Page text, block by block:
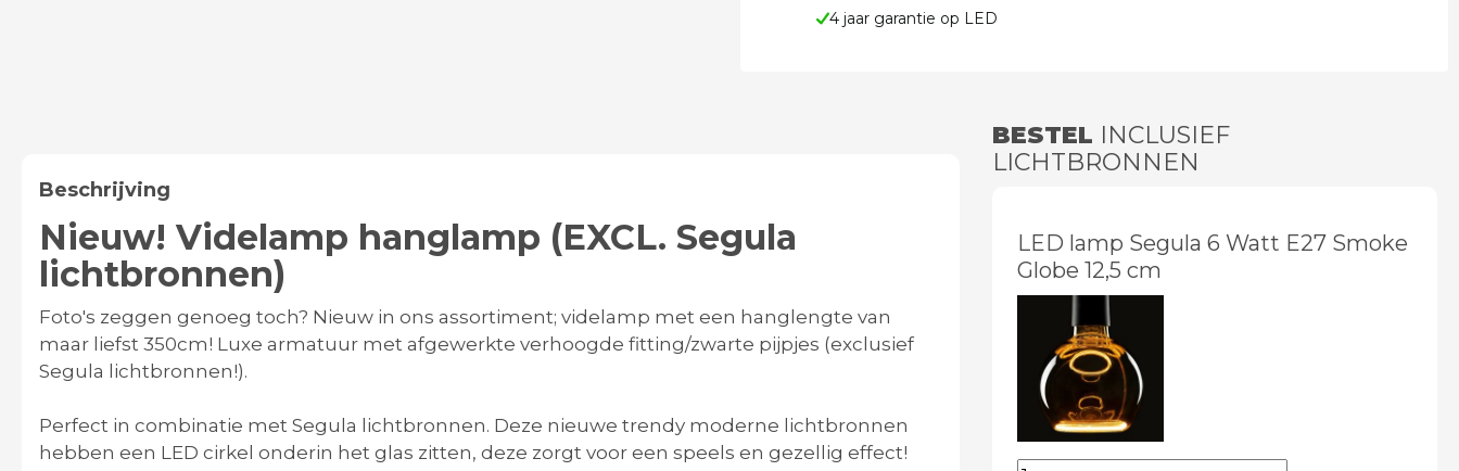
4 jaar garantie op LED
Beschrijving
Nieuw! Videlamp hanglamp (EXCL. Segula
lichtbronnen)
Foto's zeggen genoeg toch? Nieuw in ons assortiment; videlamp met een hanglengte van
maar liefst 350cm! Luxe armatuur met afgewerkte verhoogde fitting/zwarte pijpjes (exclusief
Segula lichtbronnen!).
Perfect in combinatie met Segula lichtbronnen. Deze nieuwe trendy moderne lichtbronnen
hebben een LED cirkel onderin het glas zitten, deze zorgt voor een speels en gezellig effect!
BESTEL INCLUSIEF
LICHTBRONNEN
LED lamp Segula 6 Watt E27 Smoke
Globe 12,5 cm